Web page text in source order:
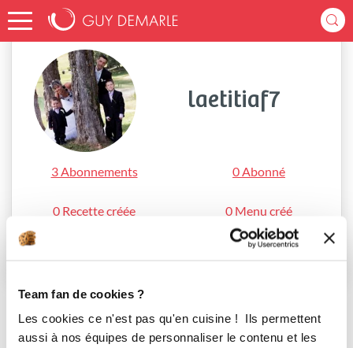
Team fan de cookies ?
Les cookies ce n'est pas qu'en cuisine ! Ils permettent
aussi à nos équipes de personnaliser le contenu et les
Accueil laetitiaf7
laetitiaf7
3 Abonnements 0 Abonné
0 Recette créée 0 Menu créé